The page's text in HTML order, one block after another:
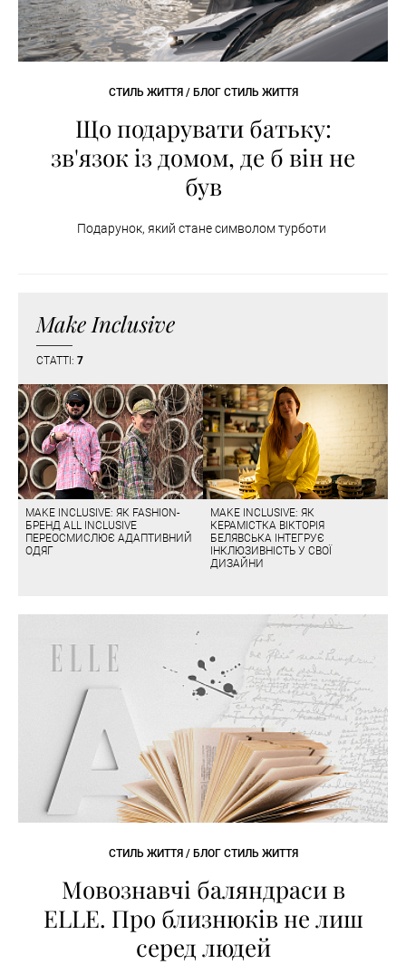
СТИЛЬ ЖИТТЯ / БЛОГ СТИЛЬ ЖИТТЯ
Що подарувати батьку:
зв'язок із домом, де б він не
був
Подарунок, який стане символом турботи
Make Inclusive
СТАТТІ: 7
MAKE INCLUSIVE: ЯК FASHION-
БРЕНД ALL INCLUSIVE
ПЕРЕОСМИСЛЮЄ АДАПТИВНИЙ
ОДЯГ
MAKE INCLUSIVE: ЯК
КЕРАМІСТКА ВІКТОРІЯ
БЕЛЯВСЬКА ІНТЕГРУЄ
ІНКЛЮЗИВНІСТЬ У СВОЇ
ДИЗАЙНИ
СТИЛЬ ЖИТТЯ / БЛОГ СТИЛЬ ЖИТТЯ
Мовознавчі баляндраси в
ELLE. Про близнюків не лиш
серед людей